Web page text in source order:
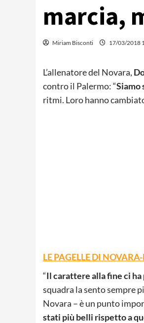
marcia,
Miriam Bisconti 17/03/2018
L’allenatore del Novara,
contro il Palermo: “Siamo
ritmi. Loro hanno
LE PAGELLE DI
“Il carattere alla fine ci
squadra la sento sempre
Novara – è un punto
stati più belli rispetto a